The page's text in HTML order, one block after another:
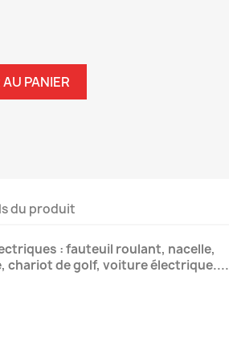
PANIER
du produit
: fauteuil roulant, nacelle,
chariot de golf, voiture électrique....